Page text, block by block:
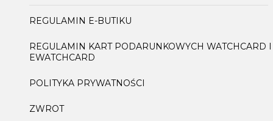
REGULAMIN E-BUTIKU
REGULAMIN KART PODARUNKOWYCH WATCHCARD I
EWATCHCARD
POLITYKA PRYWATNOŚCI
ZWROT